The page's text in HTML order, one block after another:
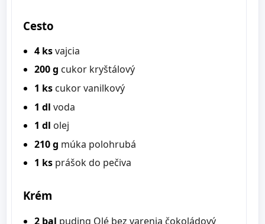
Cesto
4 ksvajcia
200 g cukor kryštálový
1 ks cukor vanilkový
1 dl voda
1 dl olej
210 g múka polohrubá
1 ks prášok do pečiva
Krém
2 bal puding Olé bez varenia čokoládový